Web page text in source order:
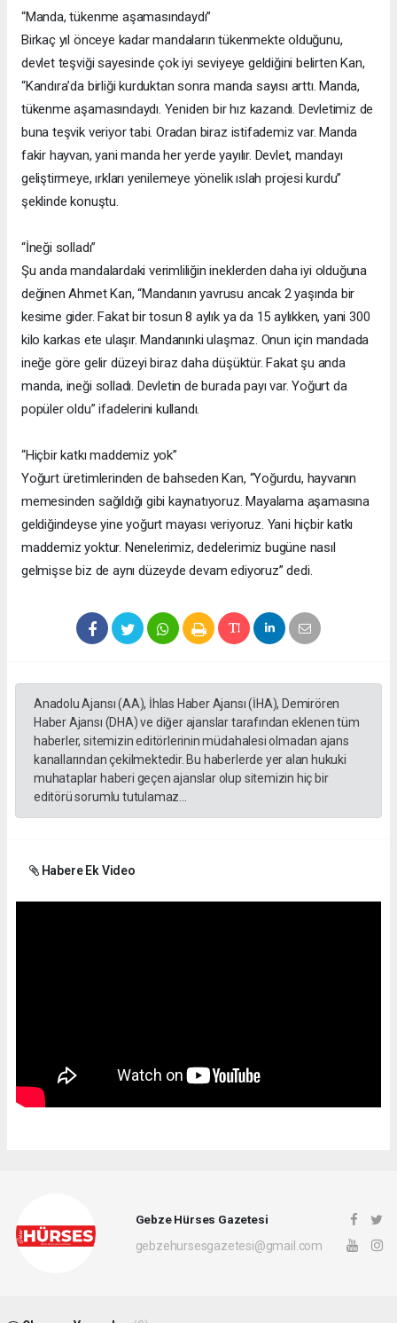
“Manda, tükenme aşamasındaydı”
Birkaç yıl önceye kadar mandaların tükenmekte olduğunu,
devlet teşviği sayesinde çok iyi seviyeye geldiğini belirten Kan,
“Kandıra’da birliği kurduktan sonra manda sayısı arttı. Manda,
tükenme aşamasındaydı. Yeniden bir hız kazandı. Devletimiz de
buna teşvik veriyor tabi. Oradan biraz istifademiz var. Manda
fakir hayvan, yani manda her yerde yayılır. Devlet, mandayı
geliştirmeye, ırkları yenilemeye yönelik ıslah projesi kurdu”
şeklinde konuştu.
“İneği solladı”
Şu anda mandalardaki verimliliğin ineklerden daha iyi olduğuna
değinen Ahmet Kan, “Mandanın yavrusu ancak 2 yaşında bir
kesime gider. Fakat bir tosun 8 aylık ya da 15 aylıkken, yani 300
kilo karkas ete ulaşır. Mandanınki ulaşmaz. Onun için mandada
ineğe göre gelir düzeyi biraz daha düşüktür. Fakat şu anda
manda, ineği solladı. Devletin de burada payı var. Yoğurt da
popüler oldu” ifadelerini kullandı.
“Hiçbir katkı maddemiz yok”
Yoğurt üretimlerinden de bahseden Kan, “Yoğurdu, hayvanın
memesinden sağıldığı gibi kaynatıyoruz. Mayalama aşamasına
geldiğindeyse yine yoğurt mayası veriyoruz. Yani hiçbir katkı
maddemiz yoktur. Nenelerimiz, dedelerimiz bugüne nasıl
gelmişse biz de aynı düzeyde devam ediyoruz” dedi.
Anadolu Ajansı (AA), İhlas Haber Ajansı (İHA), Demirören
Haber Ajansı (DHA) ve diğer ajanslar tarafından eklenen tüm
haberler, sitemizin editörlerinin müdahalesi olmadan ajans
kanallarından çekilmektedir. Bu haberlerde yer alan hukuki
muhataplar haberi geçen ajanslar olup sitemizin hiç bir
editörü sorumlu tutulamaz...
Habere Ek Video
Gebze Hürses Gazetesi
gebzehursesgazetesi@gmail.com